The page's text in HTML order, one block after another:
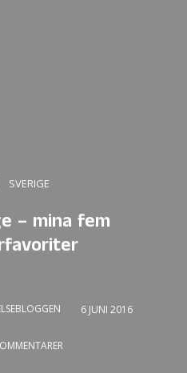
SVERIGE
– mina fem
6 JUNI 2016